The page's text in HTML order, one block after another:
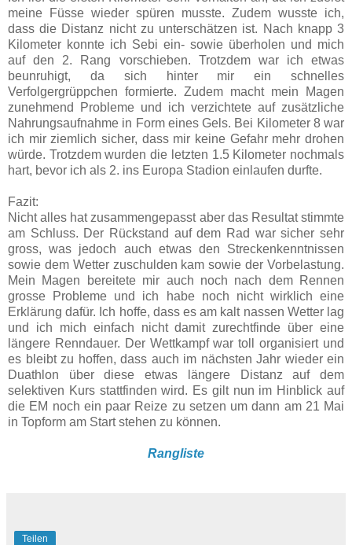
meine Füsse wieder spüren musste. Zudem wusste ich,
dass die Distanz nicht zu unterschätzen ist. Nach knapp 3
Kilometer konnte ich Sebi ein- sowie überholen und mich
auf den 2. Rang vorschieben. Trotzdem war ich etwas
beunruhigt, da sich hinter mir ein schnelles
Verfolgergrüppchen formierte. Zudem macht mein Magen
zunehmend Probleme und ich verzichtete auf zusätzliche
Nahrungsaufnahme in Form eines Gels. Bei Kilometer 8 war
ich mir ziemlich sicher, dass mir keine Gefahr mehr drohen
würde. Trotzdem wurden die letzten 1.5 Kilometer nochmals
hart, bevor ich als 2. ins Europa Stadion einlaufen durfte.
Fazit:
Nicht alles hat zusammengepasst aber das Resultat stimmte
am Schluss. Der Rückstand auf dem Rad war sicher sehr
gross, was jedoch auch etwas den Streckenkenntnissen
sowie dem Wetter zuschulden kam sowie der Vorbelastung.
Mein Magen bereitete mir auch noch nach dem Rennen
grosse Probleme und ich habe noch nicht wirklich eine
Erklärung dafür. Ich hoffe, dass es am kalt nassen Wetter lag
und ich mich einfach nicht damit zurechtfinde über eine
längere Renndauer. Der Wettkampf war toll organisiert und
es bleibt zu hoffen, dass auch im nächsten Jahr wieder ein
Duathlon über diese etwas längere Distanz auf dem
selektiven Kurs stattfinden wird. Es gilt nun im Hinblick auf
die EM noch ein paar Reize zu setzen um dann am 21 Mai
in Topform am Start stehen zu können.
Rangliste
Teilen